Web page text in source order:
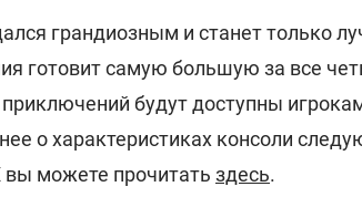
грандиозным и станет только
готовит самую большую за все
будут доступны
о характеристиках консоли
вы можете прочитать здесь.